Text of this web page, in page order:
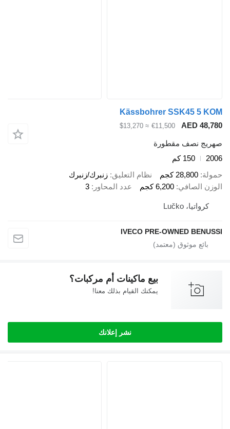
Kässbohrer SSK45 5 KOM
AED 48,780
€11,500
≈ $13,270
صهريج نصف مقطورة
2006
150 كم
حمولة 28,800 كجم نظام التعليق زنبرك/زنبرك
الوزن الصافي 6,200 كجم عدد المحاور 3
كرواتيا، Lučko
IVECO PRE-OWNED BENUSSI
بيع ماكينات أم مركبات؟
يمكنك القيام بذلك معنا!
نشر إعلانك